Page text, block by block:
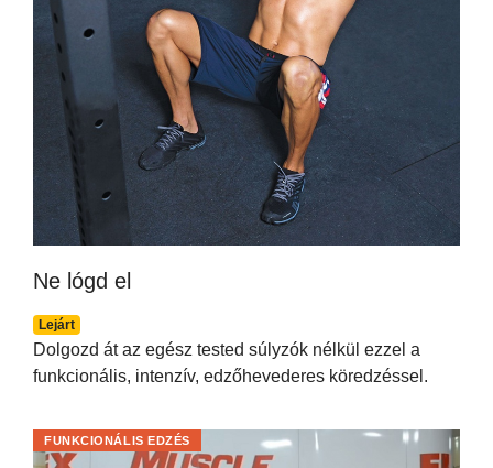
Ne lógd el
Lejárt
Dolgozd át az egész tested súlyzók nélkül ezzel a
funkcionális, intenzív, edzőhevederes köredzéssel.
FUNKCIONÁLIS EDZÉS